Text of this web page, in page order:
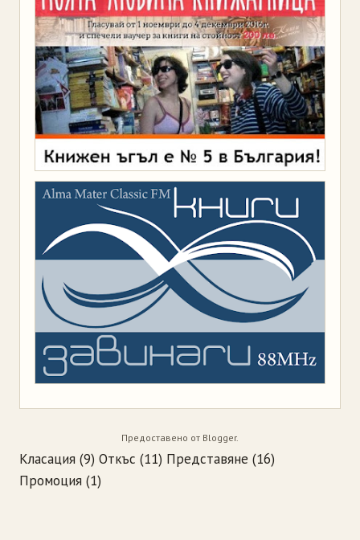
Предоставено от Blogger.
Класация (9) Откъс (11) Представяне (16)
Промоция (1)